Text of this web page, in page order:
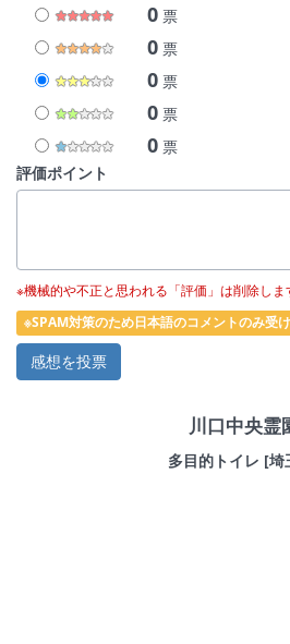
0 票
0 票
0 票
0 票
0 票
評価ポイント
※機械的や不正と思われる「評価」は削除しま
※SPAM対策のため日本語のコメントのみ受
川口中央霊
多目的トイレ [埼